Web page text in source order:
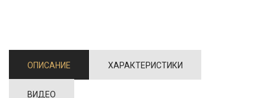
ОПИСАНИЕ ХАРАКТЕРИСТИКИ
ВИДЕО